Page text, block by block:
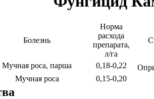
Болезнь
Норма
расхода
препарата,
л/га
Мучная роса, парша 0,18-0,22
Мучная роса 0,15-0,20